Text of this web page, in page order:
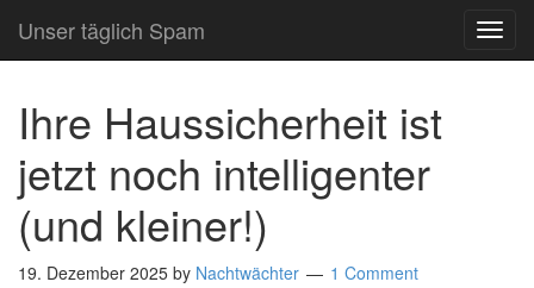
Unser täglich Spam
Ihre Haussicherheit ist
jetzt noch intelligenter
(und kleiner!)
19. Dezember 2025 by Nachtwächter 1 Comment